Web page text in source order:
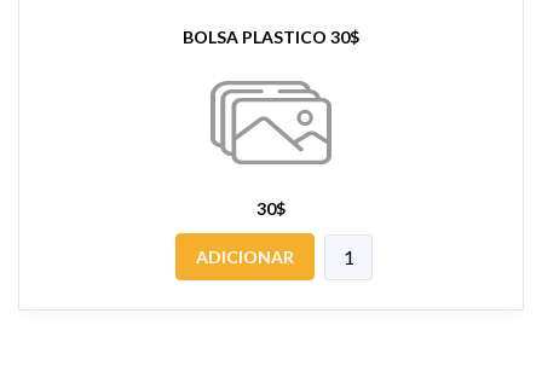
BOLSA PLASTICO 30$
30$
ADICIONAR